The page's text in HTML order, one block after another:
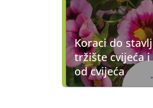
Koraci do
tržište cvijeća i
od cvijeća